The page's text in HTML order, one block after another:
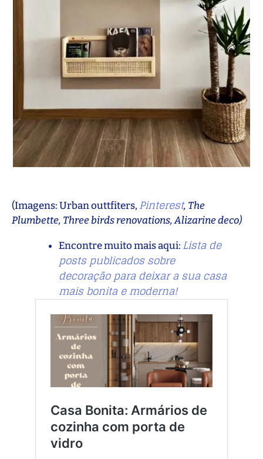
(Imagens: Urban outtfiters, Pinterest, The
Plumbette, Three birds renovations, Alizarine deco)
Encontre muito mais aqui: Lista de
posts publicados sobre
decoração para deixar a sua casa
mais bonita e moderna!